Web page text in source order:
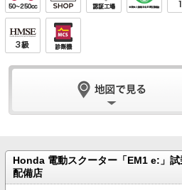
Honda 電動スクーター「EM1 e:」試
配備店